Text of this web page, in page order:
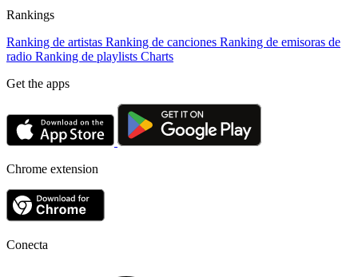
Rankings
Ranking de artistas Ranking de canciones Ranking de emisoras de
radio Ranking de playlists Charts
Get the apps
Chrome extension
Conecta